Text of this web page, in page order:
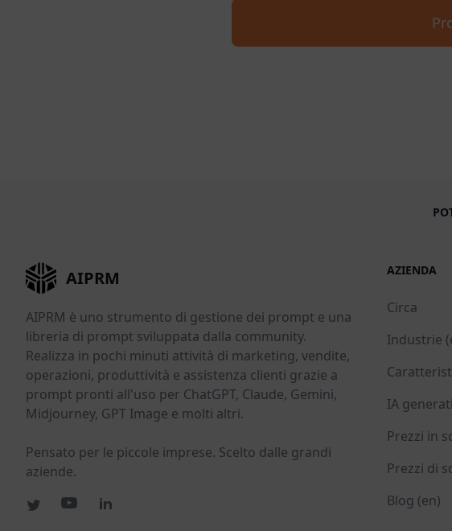
AIPRM
AIPRM è uno strumento di gestione dei prompt e una
libreria di prompt sviluppata dalla community.
Realizza in pochi minuti attività di marketing, vendite,
operazioni, produttività e assistenza clienti grazie a
prompt pronti all'uso per ChatGPT, Claude, Gemini,
Midjourney, GPT Image e molti altri.
Pensato per le piccole imprese. Scelto dalle grandi
aziende.
AZIENDA
Circa
Industrie
IA
Prezzi in
Prezzi di
Blog (en)